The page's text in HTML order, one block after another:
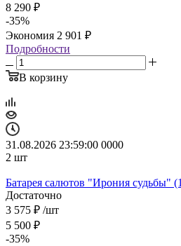
8 290 ₽
-35%
Экономия 2 901 ₽
Подробности
В корзину
31.08.2026 23:59:00 0000
2 шт
Батарея салютов "Ирония судьбы"
Достаточно
3 575 ₽ /шт
5 500 ₽
-35%